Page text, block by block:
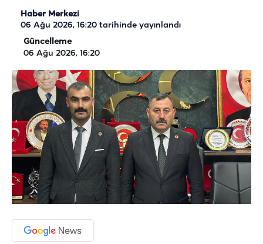
Haber Merkezi
06 Ağu 2026, 16:20 tarihinde yayınlandı
Güncelleme
06 Ağu 2026, 16:20